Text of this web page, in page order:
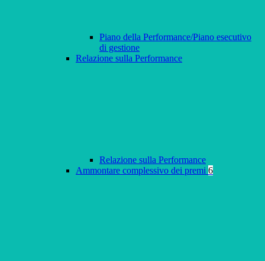
Piano della Performance/Piano esecutivo
di gestione
Relazione sulla Performance
Relazione sulla Performance
Ammontare complessivo dei premi 6